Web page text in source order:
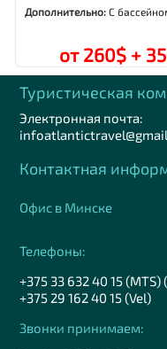
Дополнительно:С
от 260$ +
Туристическая
Электронная почта:
Контактная
Офис в Минске
Телефоны:
+375 33 632 40 15
+375 29 162 40 15 (Vel)
Звонки принимаем: